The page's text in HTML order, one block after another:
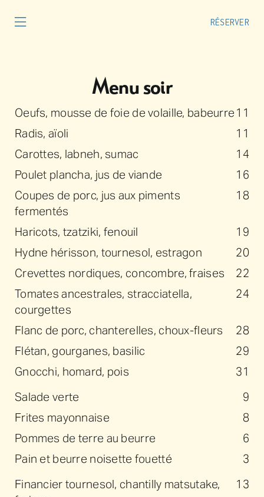
Toggle
MENUS
RÉSERVER
Menu soir
Oeufs, mousse de foie de volaille, babeurre 11
Radis, aïoli
11
Carottes, labneh, sumac
14
Poulet plancha, jus de viande
16
Coupes de porc, jus aux piments
fermentés
18
Haricots, tzatziki, fenouil
19
Hydne hérisson, tournesol, estragon
20
Crevettes nordiques, concombre, fraises
22
Tomates ancestrales, stracciatella,
courgettes
24
Flanc de porc, chanterelles, choux-fleurs
28
Flétan, gourganes, basilic
29
Gnocchi, homard, pois
31
Salade verte
9
Frites mayonnaise
8
Pommes de terre au beurre
6
Pain et beurre noisette fouetté
3
Financier tournesol, chantilly matsutake,
13